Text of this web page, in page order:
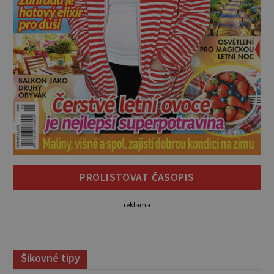
PROLISTOVAT ČASOPIS
reklama
Šikovné tipy